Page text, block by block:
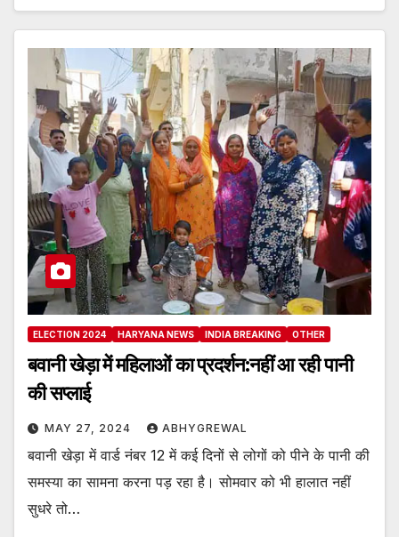
ELECTION 2024 HARYANA NEWS INDIA BREAKING OTHER
बवानी खेड़ा में महिलाओं का प्रदर्शन:नहीं आ रही पानी
की सप्लाई
MAY 27, 2024 ABHYGREWAL
बवानी खेड़ा में वार्ड नंबर 12 में कई दिनों से लोगों को पीने के पानी की
समस्या का सामना करना पड़ रहा है। सोमवार को भी हालात नहीं
सुधरे तो…